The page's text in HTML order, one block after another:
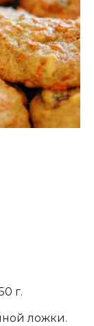
г.
ложки.